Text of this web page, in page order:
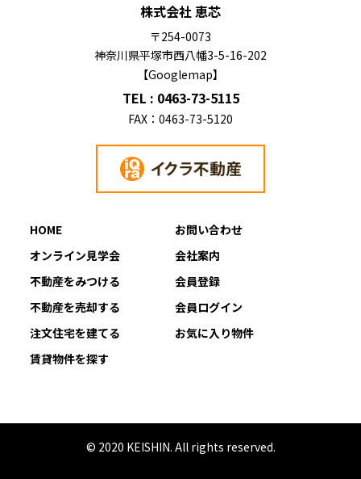
株式会社 恵芯
〒254-0073
神奈川県平塚市西八幡3-5-16-202
【Googlemap】
TEL : 0463-73-5115
FAX： 0463-73-5120
HOME
オンライン見学会
不動産をみつける
不動産を売却する
注文住宅を建てる
賃貸物件を探す
お問い合わせ
会社案内
会員登録
会員ログイン
お気に入り物件
© 2020 KEISHIN. All rights reserved.